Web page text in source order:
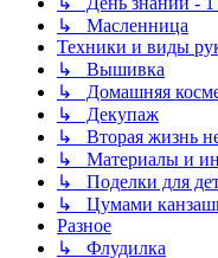
↳ Масленница
Техники и виды
↳ Вышивка
↳ Домашняя
↳ Декупаж
↳ Вторая жизнь
↳ Материалы и
↳ Поделки для
↳ Цумами
Разное
↳ Флудилка